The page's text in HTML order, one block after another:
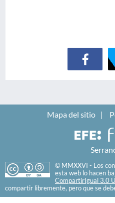
Mapa del sitio
© MMXXVI - Los
esta web lo hacen
CompartirIgual 3.0
compartir libremente, pero que se